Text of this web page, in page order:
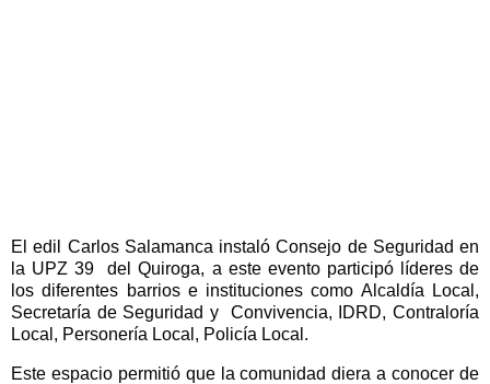
El edil Carlos Salamanca instaló Consejo de Seguridad en
la UPZ 39  del Quiroga, a este evento participó líderes de
los diferentes barrios e instituciones como Alcaldía Local,
Secretaría de Seguridad y  Convivencia, IDRD, Contraloría
Local, Personería Local, Policía Local.
Este espacio permitió que la comunidad diera a conocer de